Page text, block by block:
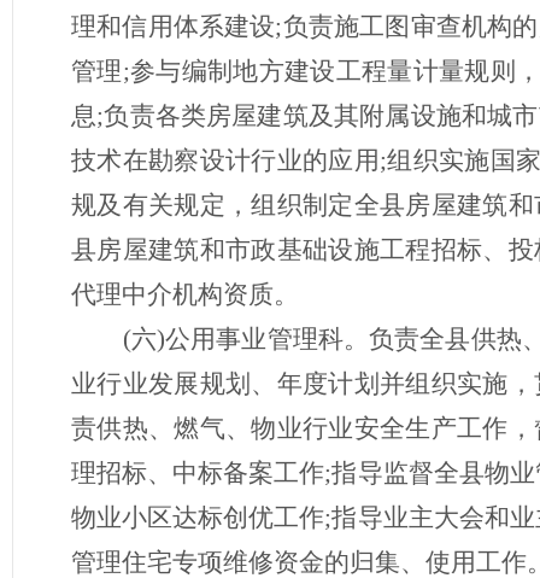
理和信用体系建设;负责施工图审查机构
管理;参与编制地方建设工程量计量规则
息;负责各类房屋建筑及其附属设施和城
技术在勘察设计行业的应用;组织实施国
规及有关规定，组织制定全县房屋建筑
县房屋建筑和市政基础设施工程招标、
代理中介机构资质。
(六)公用事业管理科。负责全县供热
业行业发展规划、年度计划并组织实施
责供热、燃气、物业行业安全生产工作
理招标、中标备案工作;指导监督全县物
物业小区达标创优工作;指导业主大会和
管理住宅专项维修资金的归集、使用工作